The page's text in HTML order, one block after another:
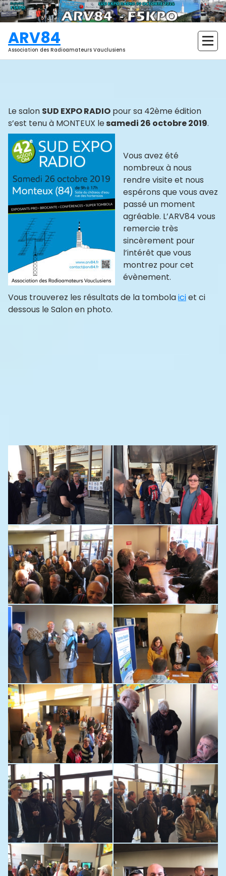
Aller
au
contenu
ARV84
Association des Radioamateurs Vauclusiens
Le salon SUD EXPO RADIO pour sa 42ème édition
s’est tenu à MONTEUX lesamedi 26 octobre 2019.
Vous avez été
nombreux à nous
rendre visite et nous
espérons que vous avez
passé un moment
agréable. L’ARV84 vous
remercie très
sincèrement pour
l’intérêt que vous
montrez pour cet
évènement.
Vous trouverez les résultats de la tombolaiciet ci
dessous le Salon en photo.